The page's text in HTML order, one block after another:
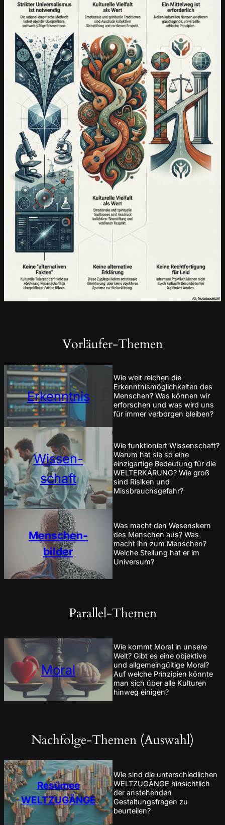
Vorläufer-Themen
Erkenntnis
Wie weit reichen die
Erkenntnismöglichkeiten des
Menschen? Was können wir
erforschen und was wird uns
für immer verborgen bleiben?
Wissen-
schaft
Wie funktioniert Wissenschaft?
Warum hat sie so eine
einzigartige Bedeutung für die
WELTERKÄRUNG? Wie groß
sind Risiken und
Missbrauchsgefahr?
Menschen-
bilder
Was macht den Wesenskern
des Menschen aus? Was
macht ihn zum Menschen?
Welche Stellung hat er im
Universum?
Parallel-Themen
Moral
Wie kommt Moral in unsere
Welt? Gibt es eine objektive
und allgemeingültige Moral?
Auf welche Prinzipien könnte
man sich über alle Kulturen
hinweg einigen?
Nachfolge-Themen (Auswahl)
Resümee
WELTZUGÄNGE
Wie sind die unterschiedlichen
WELTZUGÄNGE hinsichtlich
der anstehenden
Gestaltungsfragen zu
beurteilen?